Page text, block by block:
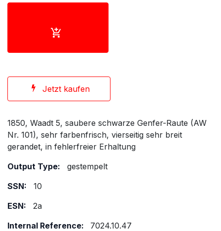
Jetzt kaufen
1850, Waadt 5, saubere schwarze Genfer-Raute (AW
Nr. 101), sehr farbenfrisch, vierseitig sehr breit
gerandet, in fehlerfreier Erhaltung
Output Type:
gestempelt
SSN:
10
ESN:
2a
Internal Reference:
7024.10.47